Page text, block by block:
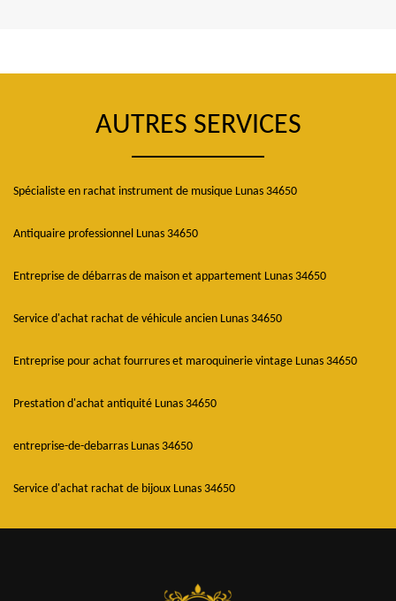
AUTRES SERVICES
Spécialiste en rachat instrument de musique Lunas 34650
Antiquaire professionnel Lunas 34650
Entreprise de débarras de maison et appartement Lunas 34650
Service d'achat rachat de véhicule ancien Lunas 34650
Entreprise pour achat fourrures et maroquinerie vintage Lunas 34650
Prestation d'achat antiquité Lunas 34650
entreprise-de-debarras Lunas 34650
Service d'achat rachat de bijoux Lunas 34650